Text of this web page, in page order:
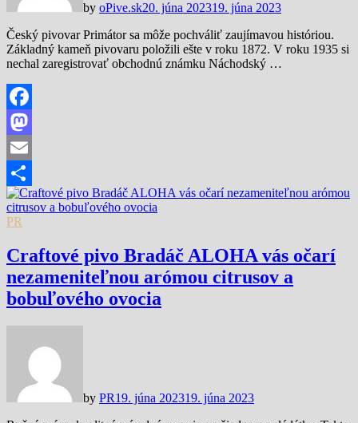
by oPive.sk20. júna 202319. júna 2023
Český pivovar Primátor sa môže pochváliť zaujímavou históriou.
Základný kameň pivovaru položili ešte v roku 1872. V roku 1935 si
nechal zaregistrovať obchodnú známku Náchodský …
Facebook
Mastodon
Email
Share
PR
Craftové pivo Bradáč ALOHA vás očarí
nezameniteľnou arómou citrusov a
bobuľového ovocia
by PR19. júna 202319. júna 2023